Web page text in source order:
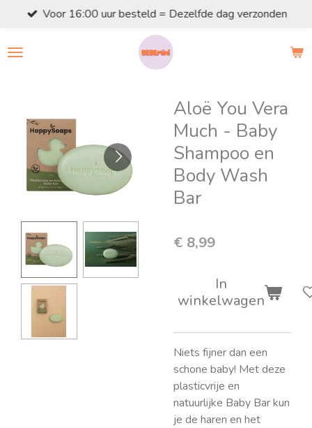
naar
Voor 16:00 uur besteld = Dezelfde dag verzonden
Aloë You Vera
Much - Baby
Shampoo en
Body Wash
Bar
€ 8,99
In
winkelwagen
Niets fijner dan een
schone baby! Met deze
plasticvrije en
natuurlijke Baby Bar kun
je de haren en het